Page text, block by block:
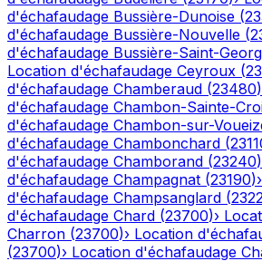
d'échafaudage Bussière-Dunoise (
d'échafaudage Bussière-Nouvelle (
d'échafaudage Bussière-Saint-
Location d'échafaudage Ceyroux (
d'échafaudage Chamberaud (23480)
d'échafaudage Chambon-Sainte-
d'échafaudage Chambon-sur-
d'échafaudage Chambonchard (
d'échafaudage Chamborand (23240)
d'échafaudage Champagnat (23190)›
d'échafaudage Champsanglard (
d'échafaudage Chard (23700)›
Charron (23700)› Location
(23700)› Location d'échafaudage